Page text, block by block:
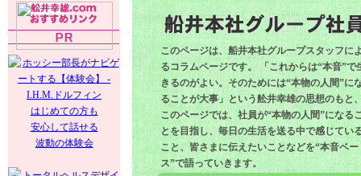
はじめての方も
安心して話せる
波動の体験会
このページは、船井本社グループスタッフに
るコラムページです。 「これからは“本音”で
きるのがよい。そのためには“本物の人間”に
ることが大事」という舩井幸雄の思想のもと
このページでは、社員が“本物の人間”になる
とを目指し、毎日の生活を送る中で感じてい
こと、皆さまに伝えたいことなどを“本音ベー
ス”で語っていきます。